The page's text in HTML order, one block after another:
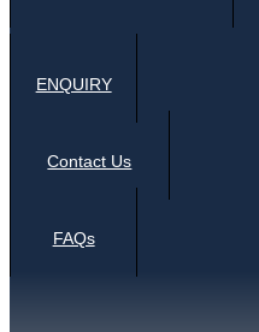
ENQUIRY
Contact Us
FAQs